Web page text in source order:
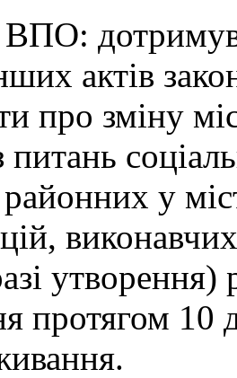
актів
про зміну
питань
у
протягом 10